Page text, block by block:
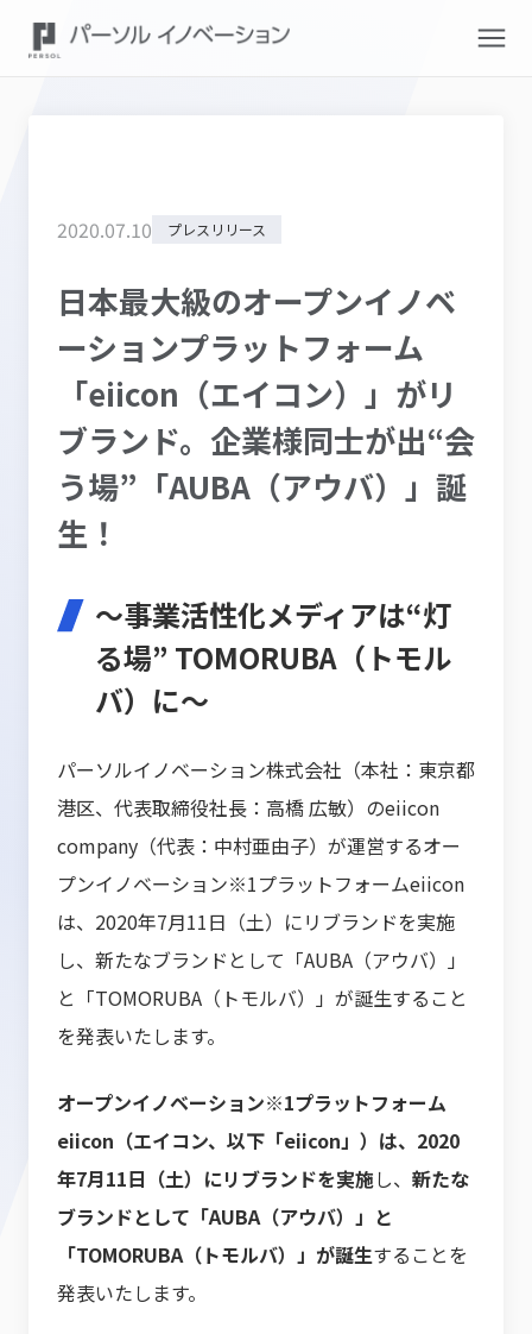
2020.07.10 プレスリリース
日本最大級のオープンイノベ
ーションプラットフォーム
「eiicon（エイコン）」がリ
ブランド。企業様同士が出“会
う場”「AUBA（アウバ）」誕
生！
～事業活性化メディアは“灯
る場” TOMORUBA（トモル
バ）に～
パーソルイノベーション株式会社（本社：東京都
港区、代表取締役社長：高橋 広敏）のeiicon
company（代表：中村亜由子）が運営するオー
プンイノベーション※1プラットフォームeiicon
は、2020年7月11日（土）にリブランドを実施
し、新たなブランドとして「AUBA（アウバ）」
と「TOMORUBA（トモルバ）」が誕生すること
を発表いたします。
オープンイノベーション※1プラットフォーム
eiicon（エイコン、以下「eiicon」）は、2020
年7月11日（土）にリブランドを実施し、 新たな
ブランドとして「AUBA（アウバ）」と
「TOMORUBA（トモルバ）」が誕生することを
発表いたします。